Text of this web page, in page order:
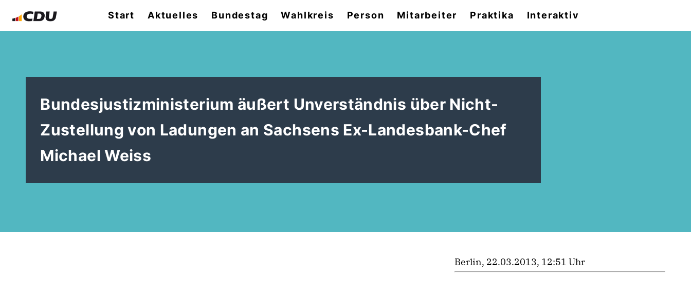
Start Aktuelles Bundestag Wahlkreis Person Mitarbeiter Praktika Interaktiv
Bundesjustizministerium äußert Unverständnis über Nicht-
Zustellung von Ladungen an Sachsens Ex-Landesbank-Chef
Michael Weiss
Berlin, 22.03.2013, 12:51 Uhr